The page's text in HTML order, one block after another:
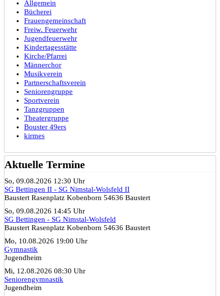
Allgemein
Bücherei
Frauengemeinschaft
Freiw. Feuerwehr
Jugendfeuerwehr
Kindertagesstätte
Kirche/Pfarrei
Männerchor
Musikverein
Partnerschaftsverein
Seniorengruppe
Sportverein
Tanzgruppen
Theatergruppe
Bouster 49ers
kirmes
Aktuelle Termine
So, 09.08.2026 12:30 Uhr
SG Bettingen II - SG Nimstal-Wolsfeld II
Baustert Rasenplatz Kobenborn 54636 Baustert
So, 09.08.2026 14:45 Uhr
SG Bettingen - SG Nimstal-Wolsfeld
Baustert Rasenplatz Kobenborn 54636 Baustert
Mo, 10.08.2026 19:00 Uhr
Gymnastik
Jugendheim
Mi, 12.08.2026 08:30 Uhr
Seniorengymnastik
Jugendheim